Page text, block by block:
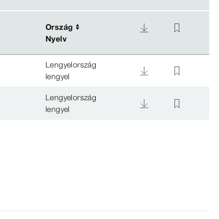
Ország
Nyelv
Ország
Nyelv
Lengyelország
lengyel
Lengyelország
lengyel